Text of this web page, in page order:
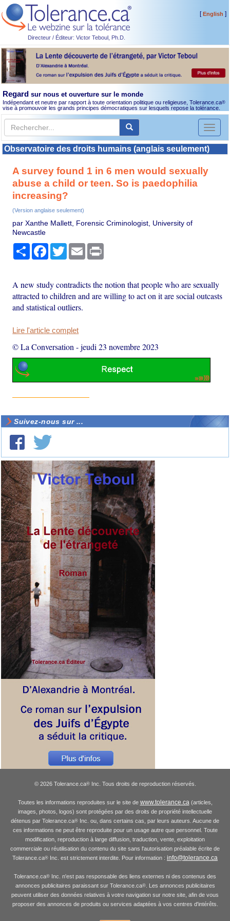
Directeur / Éditeur: Victor Teboul, Ph.D.
[English ]
Regard sur nous et ouverture sur le monde
Indépendant et neutre par rapport à toute orientation politique ou religieuse, Tolerance.ca®
vise à promouvoir les grands principes démocratiques sur lesquels repose la tolérance.
Toggle
Observatoire des droits humains (anglais seulement)
A survey found 1 in 6 men would sexually
abuse a child or teen. So is paedophilia
increasing?
(Version anglaise seulement)
par Xanthe Mallett, Forensic Criminologist, University of
Newcastle
PartagerFacebook
TwitterEmail
A new study contradicts the notion that people who are sexually
attracted to children and are willing to act on it are social outcasts
and statistical outliers.
Lire l'article complet
© La Conversation -jeudi 23 novembre 2023
Suivez-nous sur ...
© 2026 Tolerance.ca®Inc. Tous droits de reproduction réservés.
Toutes les informations reproduites sur le site de www.tolerance.ca (articles,
images, photos, logos) sont protégées par des droits de propriété intellectuelle
détenus par Tolerance.ca® Inc. ou, dans certains cas, par leurs auteurs. Aucune de
ces informations ne peut être reproduite pour un usage autre que personnel. Toute
modification, reproduction à large diffusion, traduction, vente, exploitation
commerciale ou réutilisation du contenu du site sans l'autorisation préalable écrite de
Tolerance.ca® Inc. est strictement interdite. Pour information : info@tolerance.ca
Tolerance.ca® Inc. n'est pas responsable des liens externes ni des contenus des
annonces publicitaires paraissant sur Tolerance.ca®. Les annonces publicitaires
peuvent utiliser des données relatives à votre navigation sur notre site, afin de vous
proposer des annonces de produits ou services adaptées à vos centres d'intérêts.